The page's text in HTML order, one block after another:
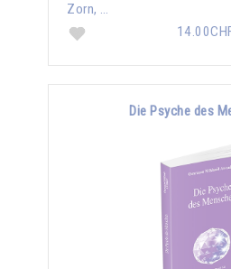
Zorn, …
Die Psyche des